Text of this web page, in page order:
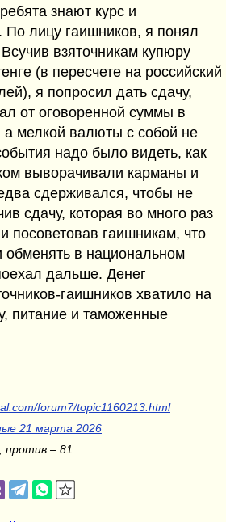
знают курс и
По лицу гаишников, я понял
взяточникам купюру
(в пересчете на российский
я попросил дать сдачу,
от оговоренной суммы в
а мелкой валюты с собой не
надо было видеть, как
выворачивали карманы и
сдерживался, чтобы не
сдачу, которая во много раз
посоветовав гаишникам, что
обменять в национальном
дальше. Денег
гаишников хватило на
питание и таможенные
forum7/topic1160213.html
21 марта 2026
против – 81